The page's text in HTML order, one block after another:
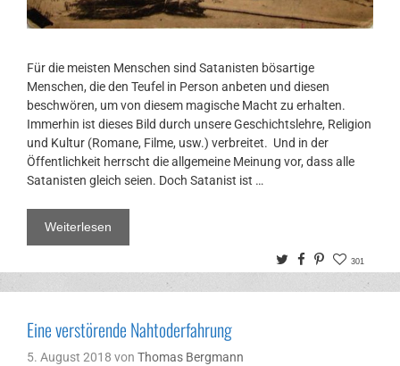
Für die meisten Menschen sind Satanisten bösartige
Menschen, die den Teufel in Person anbeten und diesen
beschwören, um von diesem magische Macht zu erhalten.
Immerhin ist dieses Bild durch unsere Geschichtslehre, Religion
und Kultur (Romane, Filme, usw.) verbreitet. Und in der
Öffentlichkeit herrscht die allgemeine Meinung vor, dass alle
Satanisten gleich seien. Doch Satanist ist …
Weiterlesen
TwitterFacebook
Pinterest
301
Eine verstörende Nahtoderfahrung
5. August 2018 von Thomas Bergmann